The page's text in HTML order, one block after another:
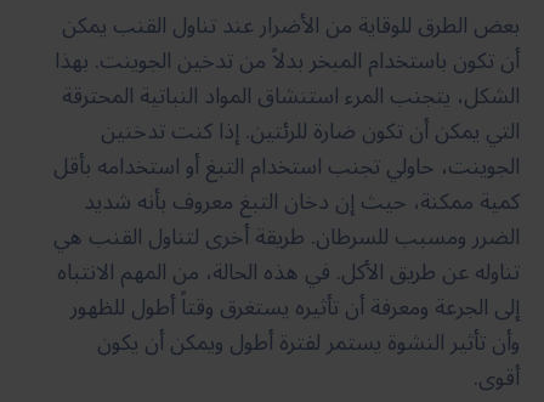
بعض الطرق للوقاية من الأضرار عند تناول القنب يمكن
أن تكون باستخدام المبخر بدلاً من تدخين الجوينت. بهذا
الشكل، يتجنب المرء استنشاق المواد النباتية المحترقة
التي يمكن أن تكون ضارة للرئتين. إذا كنت تدخنين
الجوينت، حاولي تجنب استخدام التبغ أو استخدامه بأقل
كمية ممكنة، حيث إن دخان التبغ معروف بأنه شديد
الضرر ومسبب للسرطان. طريقة أخرى لتناول القنب هي
تناوله عن طريق الأكل. في هذه الحالة، من المهم الانتباه
إلى الجرعة ومعرفة أن تأثيره يستغرق وقتاً أطول للظهور
وأن تأثير النشوة يستمر لفترة أطول ويمكن أن يكون
أقوى.